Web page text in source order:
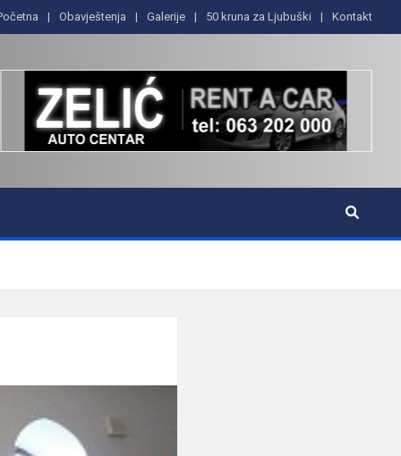
Obavještenja Galerije 50 kruna za Ljubuški Kontakt